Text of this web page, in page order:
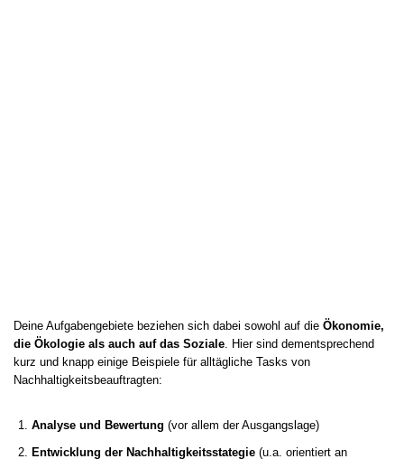
Deine Aufgabengebiete beziehen sich dabei sowohl auf die Ökonomie,
die Ökologie als auch auf das Soziale . Hier sind dementsprechend
kurz und knapp einige Beispiele für alltägliche Tasks von
Nachhaltigkeitsbeauftragten:
Analyse und Bewertung (vor allem der Ausgangslage)
Entwicklung der Nachhaltigkeitsstategie (u.a. orientiert an